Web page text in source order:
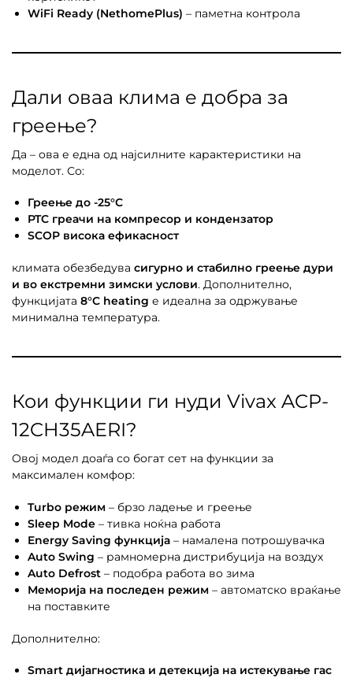
WiFi Ready (NethomePlus) – паметна контрола
Дали оваа клима е добра за
греење?
Да – ова е една од најсилните карактеристики на
моделот. Со:
Греење до -25°C
PTC греачи на компресор и кондензатор
SCOP висока ефикасност
климата обезбедува сигурно и стабилно греење дури
и во екстремни зимски услови. Дополнително,
функцијата 8°C heating е идеална за одржување
минимална температура.
Кои функции ги нуди Vivax ACP-
12CH35AERI?
Овој модел доаѓа со богат сет на функции за
максимален комфор:
Turbo режим – брзо ладење и греење
Sleep Mode – тивка ноќна работа
Energy Saving функција – намалена потрошувачка
Auto Swing – рамномерна дистрибуција на воздух
Auto Defrost – подобра работа во зима
Меморија на последен режим – автоматско враќање
на поставките
Дополнително:
Smart дијагностика и детекција на истекување гас